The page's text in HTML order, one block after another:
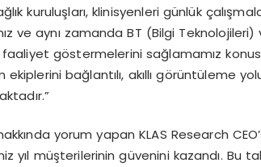
kuruluşları, klinisyenleri günlük
ve aynı zamanda BT (Bilgi
faaliyet göstermelerini sağlamamız
ekiplerini bağlantılı, akıllı görüntüleme
yorum yapan KLAS Research
yıl müşterilerinin güvenini kazandı. Bu